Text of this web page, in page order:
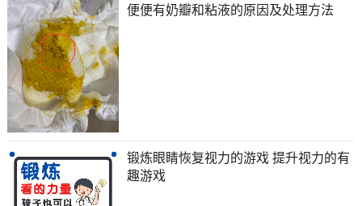
便便有奶瓣和粘液的原因及处理方法
锻炼眼睛恢复视力的游戏 提升视力的有
趣游戏